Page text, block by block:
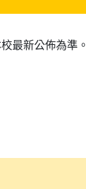
最新公佈為準。